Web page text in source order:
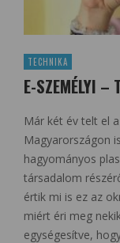
TECHNIKA
E-SZEMÉLYI –
Már két év telt el
Magyarországon
hagyományos
társadalom
értik mi is ez az
miért éri meg
egységesítve,